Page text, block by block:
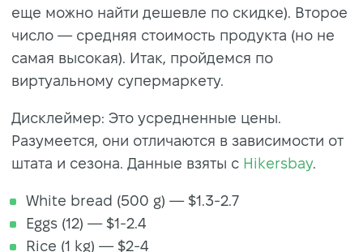
еще можно найти дешевле по скидке). Второе
число — средняя стоимость продукта (но не
самая высокая). Итак, пройдемся по
виртуальному супермаркету.
Дисклеймер: Это усредненные цены.
Разумеется, они отличаются в зависимости от
штата и сезона. Данные взяты с Hikersbay.
White bread (500 g) — $1.3-2.7
Eggs (12) — $1-2.4
Rice (1 kg) — $2-4